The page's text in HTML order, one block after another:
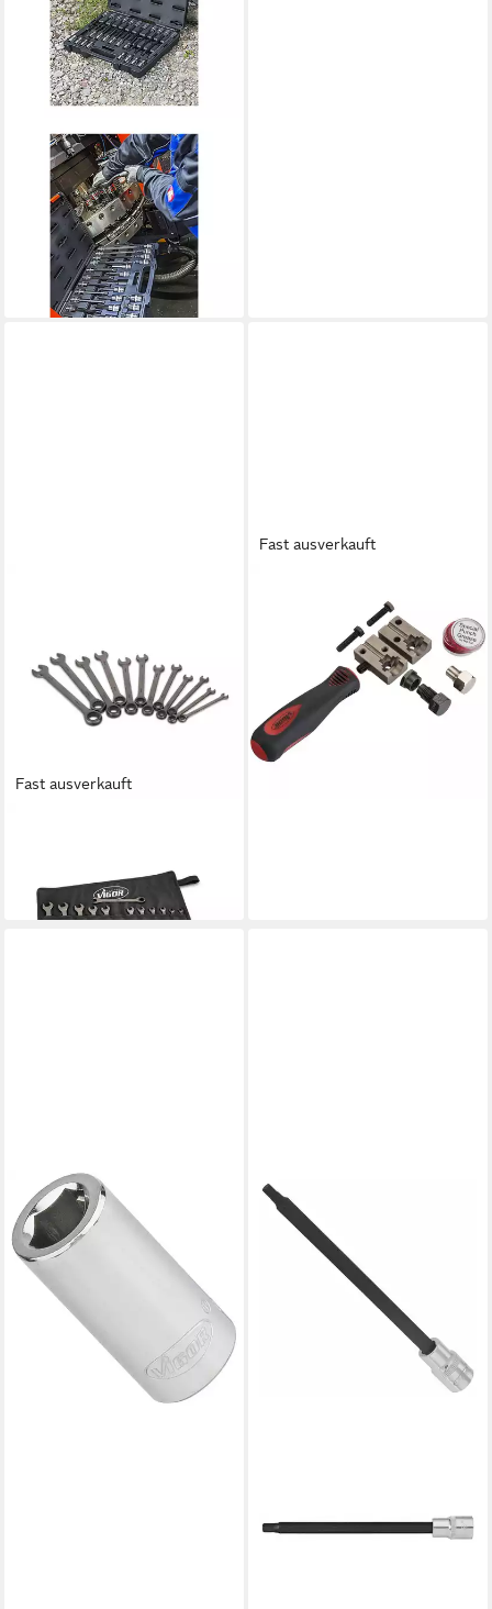
VIGOR
Steckschlüssel VIGOR
Innenvielzahn
Schraubendreher-Einsatz
Satz (XZN) V1918 Vierkant
ab 94,94 €
lieferbar - in 2-3 Werktagen bei dir
Fast ausverkauft
lieferbar - in 3-4 Werktagen bei dir
Fast ausverkauft
Richtwerkzeug Vigor V4416
Bördelgerät für Ø 4,75 mm
54,33 €
lieferbar - in 2-3 Werktagen bei dir
VIGOR
Steckschlüssel Vigor V3651N
V3651N Bit-Adapter Antrieb
1/4" (6.3 mm) 1 St.
ab 5,27 €
lieferbar - in 2-3 Werktagen bei dir